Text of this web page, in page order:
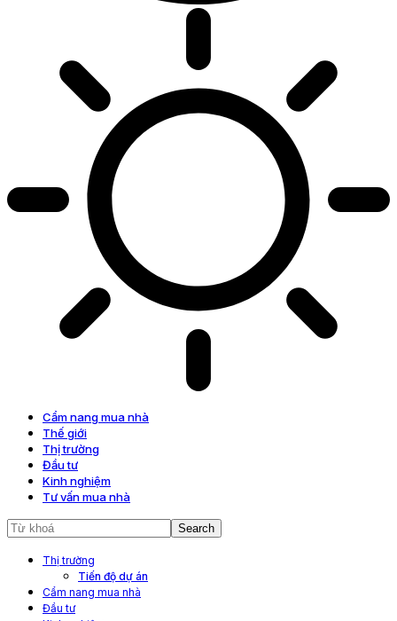
Cẩm nang mua nhà
Thế giới
Thị trường
Đầu tư
Kinh nghiệm
Tư vấn mua nhà
Thị trường
Tiến độ dự án
Cẩm nang mua nhà
Đầu tư